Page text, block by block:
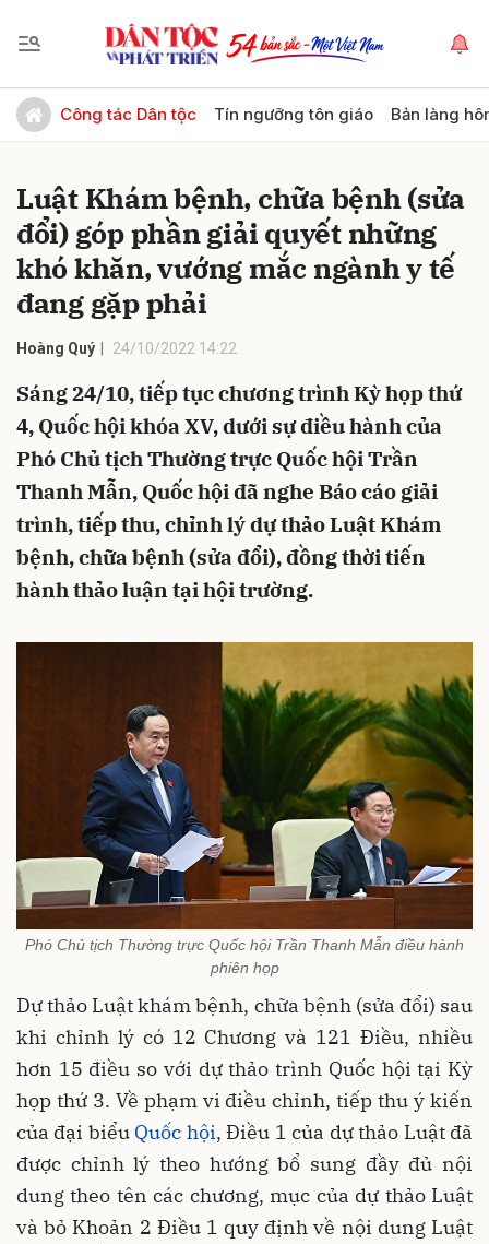
Công tác Dân tộc Tín ngưỡng tôn giáo Bản làng
Luật Khám bệnh, chữa bệnh (sửa
đổi) góp phần giải quyết những
khó khăn, vướng mắc ngành y tế
đang gặp phải
Hoàng Quý 24/10/2022 14:22
Sáng 24/10, tiếp tục chương trình Kỳ họp thứ
4, Quốc hội khóa XV, dưới sự điều hành của
Phó Chủ tịch Thường trực Quốc hội Trần
Thanh Mẫn, Quốc hội đã nghe Báo cáo giải
trình, tiếp thu, chỉnh lý dự thảo Luật Khám
bệnh, chữa bệnh (sửa đổi), đồng thời tiến
hành thảo luận tại hội trường.
Phó Chủ tịch Thường trực Quốc hội Trần Thanh Mẫn điều hành
phiên họp
Dự thảo Luật khám bệnh, chữa bệnh (sửa đổi) sau
khi chỉnh lý có 12 Chương và 121 Điều, nhiều
hơn 15 điều so với dự thảo trình Quốc hội tại Kỳ
họp thứ 3. Về phạm vi điều chỉnh, tiếp thu ý kiến
của đại biểu Quốc hội, Điều 1 của dự thảo Luật đã
được chỉnh lý theo hướng bổ sung đầy đủ nội
dung theo tên các chương, mục của dự thảo Luật
và bỏ Khoản 2 Điều 1 quy định về nội dung Luật
Gửi bình luận